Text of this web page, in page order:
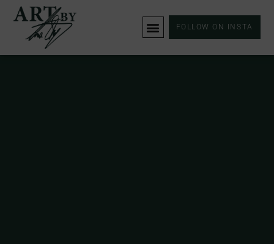
FOLLOW ON INSTA